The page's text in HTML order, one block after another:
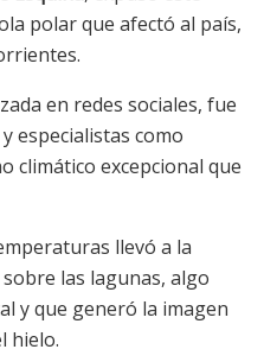
polar que afectó al país,
en redes sociales, fue
especialistas como
climático excepcional que
llevó a la
las lagunas, algo
y que generó la imagen
hielo.